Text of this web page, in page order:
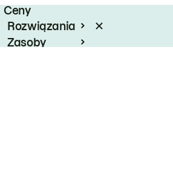
Ceny
Rozwiązania
Zasoby